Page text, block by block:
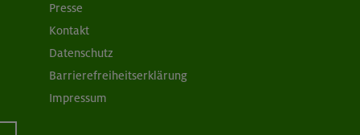
Presse
Kontakt
Datenschutz
Barrierefreiheitserklärung
Impressum